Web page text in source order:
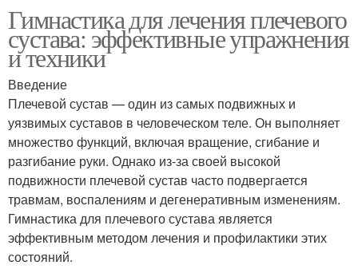
Гимнастика для лечения плечевого
сустава: эффективные упражнения
и техники
Введение
Плечевой сустав — один из самых подвижных и
уязвимых суставов в человеческом теле. Он выполняет
множество функций, включая вращение, сгибание и
разгибание руки. Однако из-за своей высокой
подвижности плечевой сустав часто подвергается
травмам, воспалениям и дегенеративным изменениям.
Гимнастика для плечевого сустава является
эффективным методом лечения и профилактики этих
состояний.